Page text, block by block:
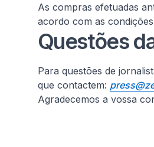
As compras efetuadas
acordo com as
Questões
Para questões de
que contactem:
Agradecemos a vossa